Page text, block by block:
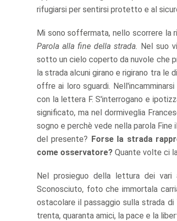
rifugiarsi per sentirsi protetto e al
Mi sono soffermata, nello scorrere la
Parola alla fine della strada. Nel suo
sotto un cielo coperto da nuvole che
la strada alcuni girano e rigirano tra le
offre ai loro sguardi.
con la lettera F. S'interrogano e
significato, ma nel dormiveglia
sogno e perchè vede nella parola
del presente? Forse la strada
come osservatore? Quante volte ci
Nel prosieguo della lettura dei vari
Sconosciuto, foto che immortala
ostacolare il passaggio sulla strada di
trenta, quaranta amici, la pace e la